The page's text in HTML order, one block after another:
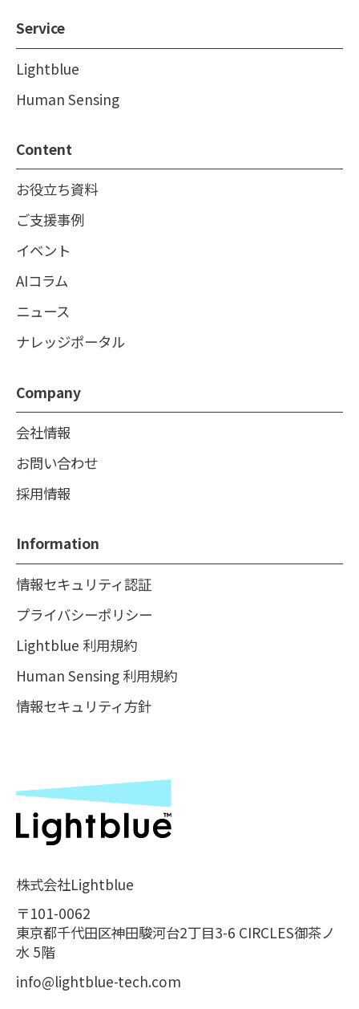
Service
Lightblue
Human Sensing
Content
お役立ち資料
ご支援事例
イベント
AIコラム
ニュース
ナレッジポータル
Company
会社情報
お問い合わせ
採用情報
Information
情報セキュリティ認証
プライバシーポリシー
Lightblue 利用規約
Human Sensing 利用規約
情報セキュリティ方針
株式会社Lightblue
〒101-0062
東京都千代田区神田駿河台2丁目3-6 CIRCLES御茶ノ
水 5階
info@lightblue-tech.com